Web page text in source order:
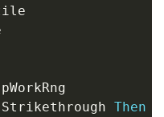
pWorkRng
Strikethrough Then